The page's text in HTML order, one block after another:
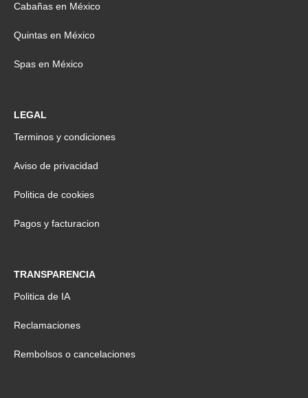
Cabañas en México
Quintas en México
Spas en México
LEGAL
Terminos y condiciones
Aviso de privacidad
Politica de cookies
Pagos y facturacion
TRANSPARENCIA
Politica de IA
Reclamaciones
Rembolsos o cancelaciones